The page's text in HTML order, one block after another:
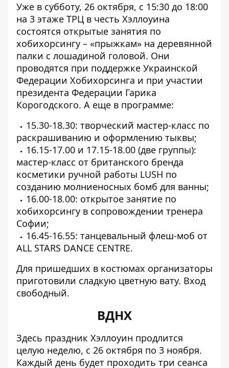
Уже в субботу, 26 октября, с 15:30 до 18:00
на 3 этаже ТРЦ в честь Хэллоуина
состоятся открытые занятия по
хобихорсингу – «прыжкам» на деревянной
палки с лошадиной головой. Они
проводятся при поддержке Украинской
Федерации Хобихорсинга и при участии
президента Федерации Гарика
Корогодского. А еще в программе:
15.30-18.30: творческий мастер-класс по
раскрашиванию и оформлению тыквы;
16.15-17.00 и 17.15-18.00 (две группы):
мастер-класс от британского бренда
косметики ручной работы LUSH по
созданию молниеносных бомб для ванны;
16.00-18.00: открытое занятие по
хобихорсингу в сопровождении тренера
Софии;
16.45-16.55: танцевальный флеш-моб от
ALL STARS DANCE CENTRE.
Для пришедших в костюмах организаторы
приготовили сладкую цветную вату. Вход
свободный.
ВДНХ
Здесь праздник Хэллоуин продлится
целую неделю, с 26 октября по 3 ноября.
Каждый день будет проходить три сеанса